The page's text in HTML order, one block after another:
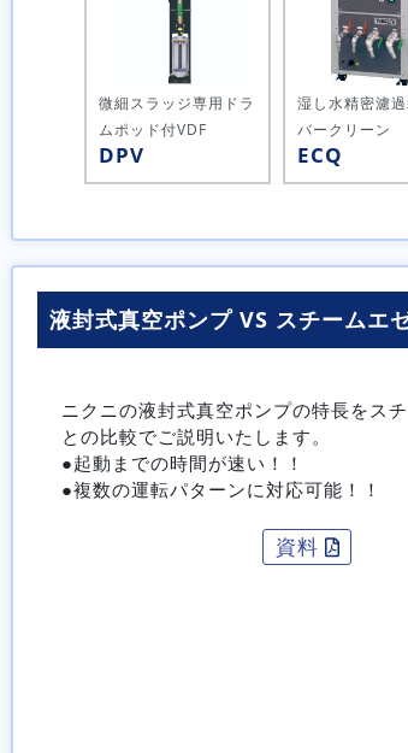
微細スラッジ専用 ドラ
ムポッド付VDF
DPV
湿し水精密濾
バークリーン
ECQ
液封式真空ポンプ VS スチームエ
ニクニの液封式真空ポンプの特長をス
との比較でご説明いたします。
●起動までの時間が速い！！
●複数の運転パターンに対応可能！！
資料